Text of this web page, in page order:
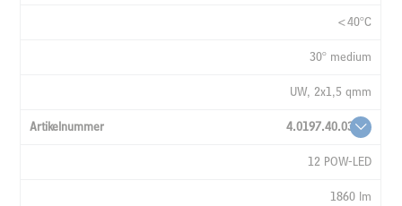
<40°C
30° medium
UW, 2x1,5 qmm
4.0197.40.03
12 POW-LED
1860 lm